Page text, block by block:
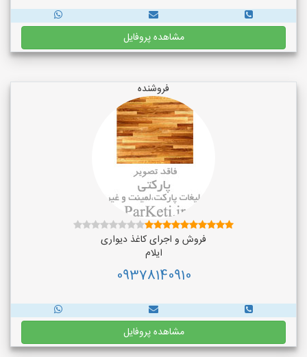
مشاهده پروفایل
فروشنده
فروش و اجرای کاغذ دیواری
ایلام
09378140910
مشاهده پروفایل